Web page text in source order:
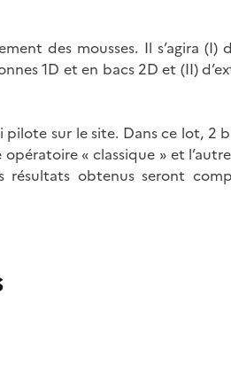
des mousses. Il s’agira
1D et en bacs 2D et (II)
pilote sur le site. Dans ce lot, 2
« classique » et
résultats obtenus seront